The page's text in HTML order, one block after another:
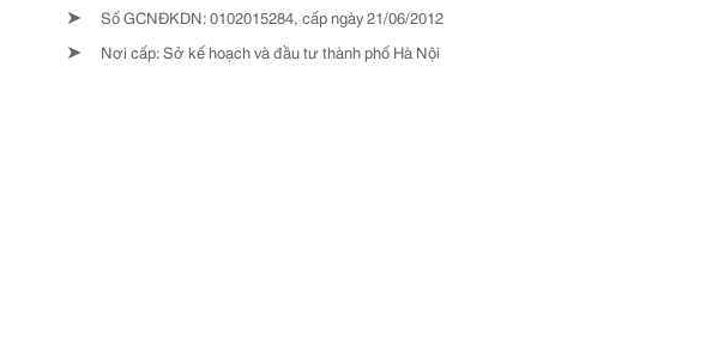
➤ Số GCNĐKDN: 0102015284, cấp ngày 21/06/2012
➤ Nơi cấp: Sở kế hoạch và đầu tư thành phố Hà Nội